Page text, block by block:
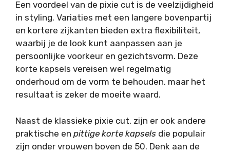
Een voordeel van de pixie cut is de veelzijdigheid
in styling. Variaties met een langere bovenpartij
en kortere zijkanten bieden extra flexibiliteit,
waarbij je de look kunt aanpassen aan je
persoonlijke voorkeur en gezichtsvorm. Deze
korte kapsels vereisen wel regelmatig
onderhoud om de vorm te behouden, maar het
resultaat is zeker de moeite waard.
Naast de klassieke pixie cut, zijn er ook andere
praktische en pittige korte kapsels die populair
zijn onder vrouwen boven de 50. Denk aan de